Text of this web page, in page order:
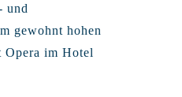
und
gewohnt hohen
Opera im Hotel